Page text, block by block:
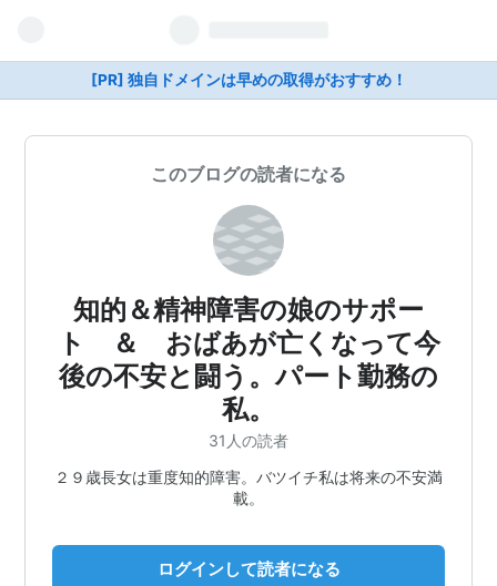
[PR] 独自ドメインは早めの取得がおすすめ！
このブログの読者になる
知的＆精神障害の娘のサポー
ト ＆ おばあが亡くなって今
後の不安と闘う。パート勤務の
私。
31人の読者
２９歳長女は重度知的障害。バツイチ私は将来の不安満
載。
ログインして読者になる